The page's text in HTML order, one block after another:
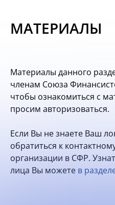
Материалы
опытом
Вступить
МАТЕРИАЛЫ
Материалы данного
членам Союза
чтобы ознакомиться с
просим авторизоваться.
Если Вы не знаете Ваш
обратиться к
организации в СФР.
лица Вы можете в